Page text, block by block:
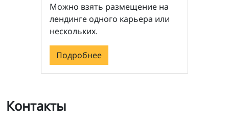
Можно взять размещение на
лендинге одного карьера или
нескольких.
Подробнее
Контакты